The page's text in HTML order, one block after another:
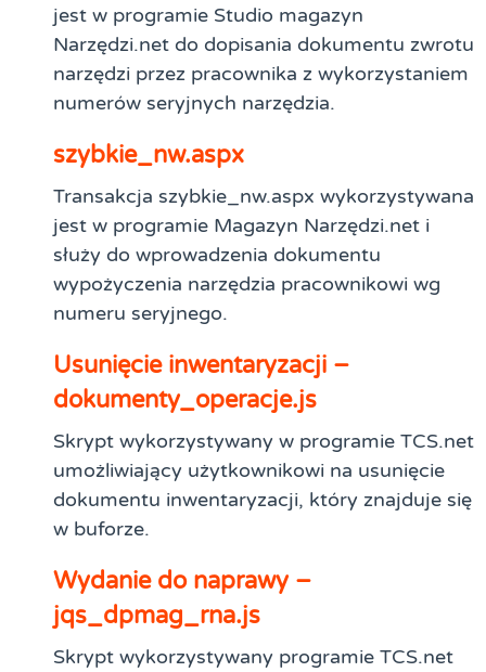
jest w programie Studio magazyn
Narzędzi.net do dopisania dokumentu zwrotu
narzędzi przez pracownika z wykorzystaniem
numerów seryjnych narzędzia.
szybkie_nw.aspx
Transakcja szybkie_nw.aspx wykorzystywana
jest w programie Magazyn Narzędzi.net i
służy do wprowadzenia dokumentu
wypożyczenia narzędzia pracownikowi wg
numeru seryjnego.
Usunięcie inwentaryzacji –
dokumenty_operacje.js
Skrypt wykorzystywany w programie TCS.net
umożliwiający użytkownikowi na usunięcie
dokumentu inwentaryzacji, który znajduje się
w buforze.
Wydanie do naprawy –
jqs_dpmag_rna.js
Skrypt wykorzystywany programie TCS.net